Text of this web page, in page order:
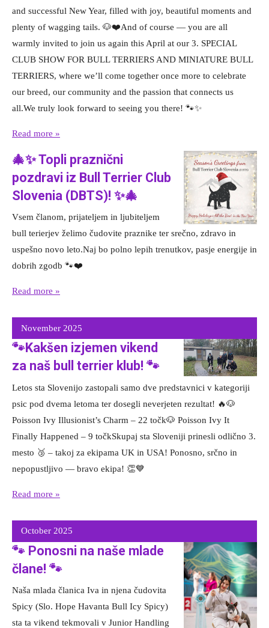
and successful New Year, filled with joy, beautiful moments and
plenty of wagging tails. 🐶❤️And of course — you are all
warmly invited to join us again this April at our 3. SPECIAL
CLUB SHOW FOR BULL TERRIERS AND MINIATURE BULL
TERRIERS, where we’ll come together once more to celebrate
our breed, our community and the passion that connects us
all.We truly look forward to seeing you there! 🐾✨
Read more »
🎄✨ Topli praznični
pozdravi iz Bull Terrier Club
Slovenia (DBTS)! ✨🎄
Vsem članom, prijateljem in ljubiteljem
bull terierjev želimo čudovite praznike ter srečno, zdravo in
uspešno novo leto.Naj bo polno lepih trenutkov, pasje energije in
dobrih zgodb 🐾❤️
Read more »
November 2025
🐾Kakšen izjemen vikend
za naš bull terrier klub! 🐾
Letos sta Slovenijo zastopali samo dve predstavnici v kategoriji
psic pod dvema letoma ter dosegli neverjeten rezultat! 🔥🐶
Poisson Ivy Illusionist’s Charm – 22 točk🐶 Poisson Ivy It
Finally Happened – 9 točkSkupaj sta Sloveniji prinesli odlično 3.
mesto 🥉 – takoj za ekipama UK in USA! Ponosno, srčno in
nepopustljivo — bravo ekipa! 👏💙
Read more »
October 2025
🐾 Ponosni na naše mlade
člane! 🐾
Naša mlada članica Iva in njena čudovita
Spicy (Slo. Hope Havanta Bull Icy Spicy)
sta ta vikend tekmovali v Junior Handling